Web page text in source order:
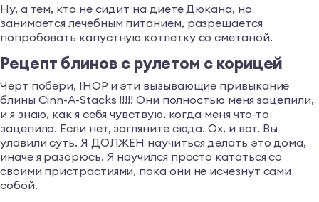
Ну, а тем, кто не сидит на диете Дюкана, но
занимается лечебным питанием, разрешается
попробовать капустную котлетку со сметаной.
Рецепт блинов с рулетом с корицей
Черт побери, IHOP и эти вызывающие привыкание
блины Cinn-A-Stacks !!!!! Они полностью меня зацепили,
и я знаю, как я себя чувствую, когда меня что-то
зацепило. Если нет, загляните сюда. Ох, и вот. Вы
уловили суть. Я ДОЛЖЕН научиться делать это дома,
иначе я разорюсь. Я научился просто кататься со
своими пристрастиями, пока они не исчезнут сами
собой.